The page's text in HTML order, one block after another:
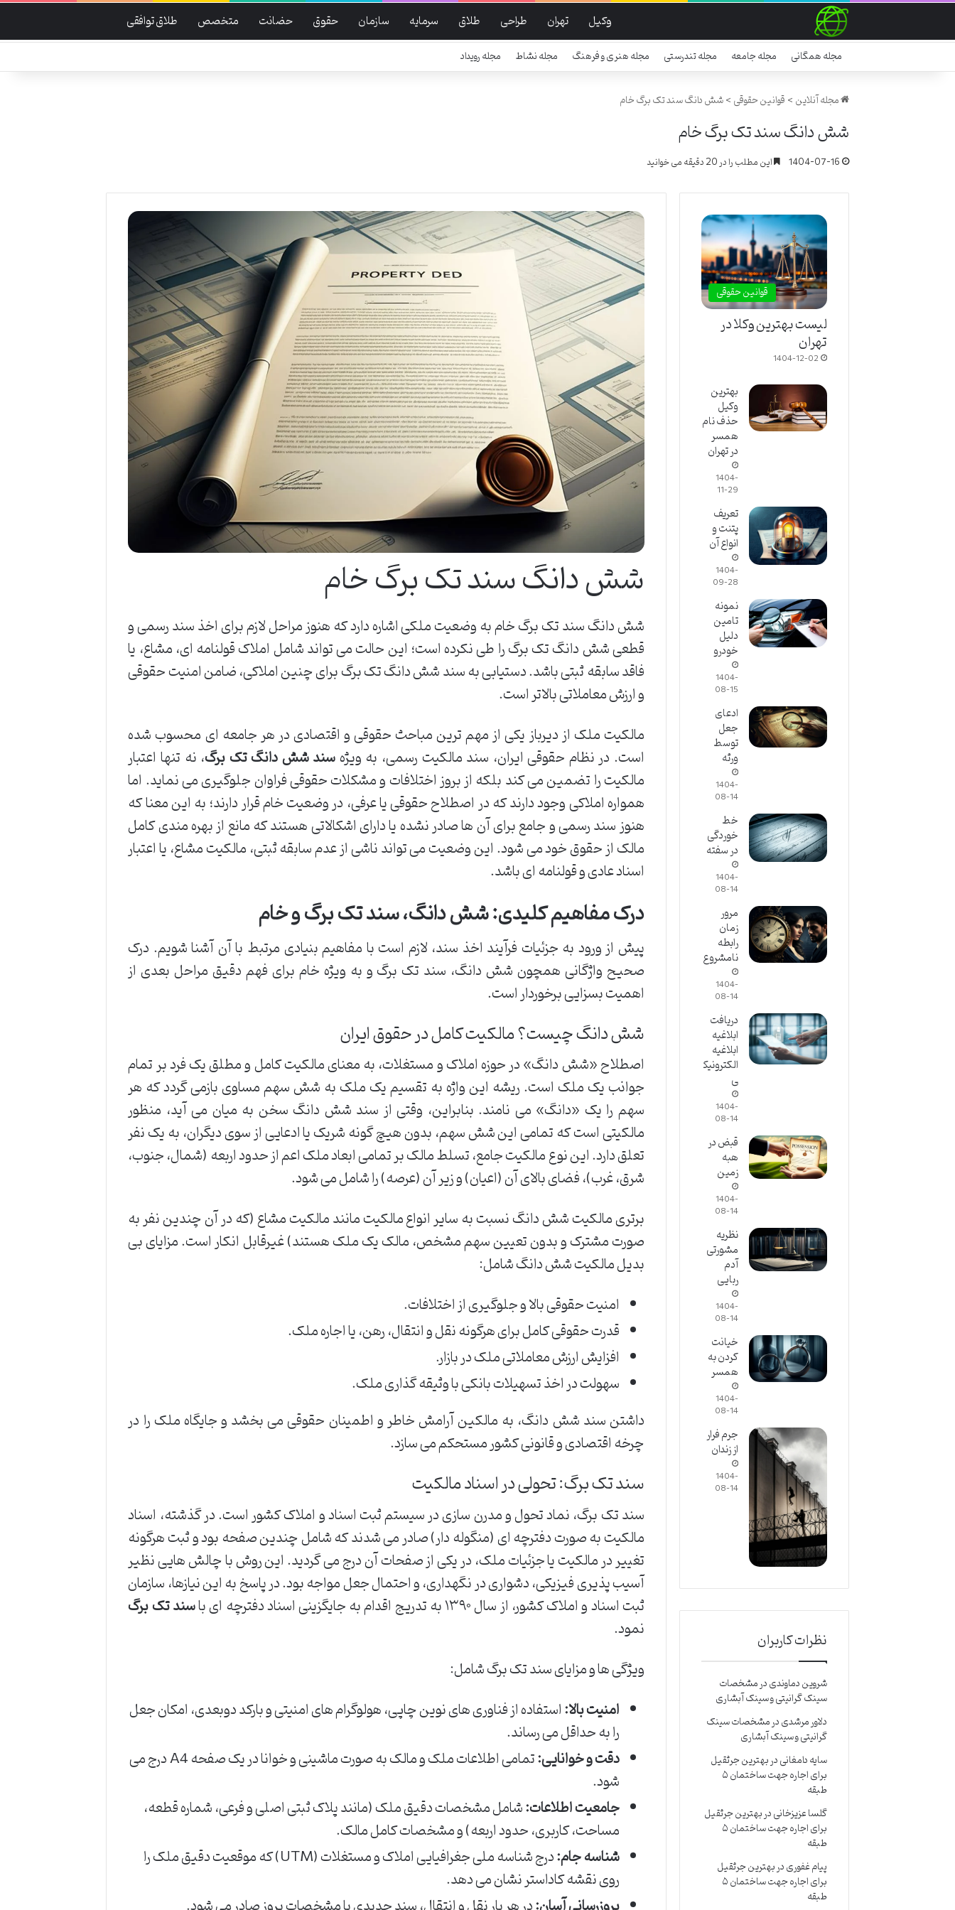
وکیل تهران طراحی طلاق سرمایه سازمان حقوق حضانت متخصص طلاق توافقی
مجله همگانی مجله جامعه مجله تندرستی مجله هنری و فرهنگ مجله نشاط مجله رویداد
مجله آنلاین>قوانین حقوقی>شش دانگ سند تک برگ خام
شش دانگ سند تک برگ خام
1404-07-16 این مطلب را در 20 دقیقه می خوانید
شش دانگ سند تک برگ خام
شش دانگ سند تک برگ خام به وضعیت ملکی اشاره دارد که هنوز مراحل لازم برای اخذ سند رسمی و
قطعی شش دانگ تک برگ را طی نکرده است؛ این حالت می تواند شامل املاک قولنامه ای، مشاع، یا
فاقد سابقه ثبتی باشد. دستیابی به سند شش دانگ تک برگ برای چنین املاکی، ضامن امنیت حقوقی
و ارزش معاملاتی بالاتر است.
مالکیت ملک از دیرباز یکی از مهم ترین مباحث حقوقی و اقتصادی در هر جامعه ای محسوب شده
است. در نظام حقوقی ایران، سند مالکیت رسمی، به ویژهسند شش دانگ تک برگ، نه تنها اعتبار
مالکیت را تضمین می کند بلکه از بروز اختلافات و مشکلات حقوقی فراوان جلوگیری می نماید. اما
همواره املاکی وجود دارند که در اصطلاح حقوقی یا عرفی، در وضعیت خام قرار دارند؛ به این معنا که
هنوز سند رسمی و جامع برای آن ها صادر نشده یا دارای اشکالاتی هستند که مانع از بهره مندی کامل
مالک از حقوق خود می شود. این وضعیت می تواند ناشی از عدم سابقه ثبتی، مالکیت مشاع، یا اعتبار
اسناد عادی و قولنامه ای باشد.
درک مفاهیم کلیدی: شش دانگ، سند تک برگ و خام
پیش از ورود به جزئیات فرآیند اخذ سند، لازم است با مفاهیم بنیادی مرتبط با آن آشنا شویم. درک
صحیح واژگانی همچون شش دانگ، سند تک برگ و به ویژه خام برای فهم دقیق مراحل بعدی از
اهمیت بسزایی برخوردار است.
شش دانگ چیست؟ مالکیت کامل در حقوق ایران
اصطلاح «شش دانگ» در حوزه املاک و مستغلات، به معنای مالکیت کامل و مطلق یک فرد بر تمام
جوانب یک ملک است. ریشه این واژه به تقسیم یک ملک به شش سهم مساوی بازمی گردد که هر
سهم را یک «دانگ» می نامند. بنابراین، وقتی از سند شش دانگ سخن به میان می آید، منظور
مالکیتی است که تمامی این شش سهم، بدون هیچ گونه شریک یا ادعایی از سوی دیگران، به یک نفر
تعلق دارد. این نوع مالکیت جامع، تسلط مالک بر تمامی ابعاد ملک اعم از حدود اربعه (شمال، جنوب،
شرق، غرب)، فضای بالای آن (اعیان) و زیر آن (عرصه) را شامل می شود.
برتری مالکیت شش دانگ نسبت به سایر انواع مالکیت مانند مالکیت مشاع (که در آن چندین نفر به
صورت مشترک و بدون تعیین سهم مشخص، مالک یک ملک هستند) غیرقابل انکار است. مزایای بی
بدیل مالکیت شش دانگ شامل:
امنیت حقوقی بالا و جلوگیری از اختلافات.
قدرت حقوقی کامل برای هرگونه نقل و انتقال، رهن، یا اجاره ملک.
افزایش ارزش معاملاتی ملک در بازار.
سهولت در اخذ تسهیلات بانکی با وثیقه گذاری ملک.
داشتن سند شش دانگ، به مالکین آرامش خاطر و اطمینان حقوقی می بخشد و جایگاه ملک را در
چرخه اقتصادی و قانونی کشور مستحکم می سازد.
سند تک برگ: تحولی در اسناد مالکیت
سند تک برگ، نماد تحول و مدرن سازی در سیستم ثبت اسناد و املاک کشور است. در گذشته، اسناد
مالکیت به صورت دفترچه ای (منگوله دار) صادر می شدند که شامل چندین صفحه بود و ثبت هرگونه
تغییر در مالکیت یا جزئیات ملک، در یکی از صفحات آن درج می گردید. این روش با چالش هایی نظیر
آسیب پذیری فیزیکی، دشواری در نگهداری، و احتمال جعل مواجه بود. در پاسخ به این نیازها، سازمان
ثبت اسناد و املاک کشور، از سال ۱۳۹۰ به تدریج اقدام به جایگزینی اسناد دفترچه ای با
سند تک برگ
نمود.
ویژگی ها و مزایای سند تک برگ شامل:
امنیت بالا:استفاده از فناوری های نوین چاپی، هولوگرام های امنیتی و بارکد دوبعدی، امکان جعل
را به حداقل می رساند.
دقت و خوانایی:
تمامی اطلاعات ملک و مالک به صورت ماشینی و خوانا در یک صفحه A4 درج می
شود.
جامعیت اطلاعات:شامل مشخصات دقیق ملک (مانند پلاک ثبتی اصلی و فرعی، شماره قطعه،
مساحت، کاربری، حدود اربعه) و مشخصات کامل مالک.
شناسه جام:
درج شناسه ملی جغرافیایی املاک و مستغلات (UTM) که موقعیت دقیق ملک را
روی نقشه کاداستر نشان می دهد.
قوانین حقوقی
لیست بهترین وکلا در
تهران
1404-12-02
بهترین
وکیل
حذف نام
همسر
در تهران
1404-
11-29
تعریف
پتنت و
انواع آن
1404-
09-28
نمونه
تامین
دلیل
خودرو
1404-
08-15
ادعای
جعل
توسط
ورثه
1404-
08-14
خط
خوردگی
در سفته
1404-
08-14
مرور
زمان
رابطه
نامشروع
1404-
08-14
دریافت
ابلاغیه
ابلاغیه
الکترونیک
ی
1404-
08-14
قبض در
هبه
زمین
1404-
08-14
نظریه
مشورتی
آدم
ربایی
1404-
08-14
خیانت
کردن به
همسر
1404-
08-14
جرم فرار
از زندان
1404-
08-14
نظرات کاربران
شروین دماوندیدرمشخصات
سینک گرانیتی و سینک آبشاری
دلاور مرشدیدرمشخصات سینک
گرانیتی و سینک آبشاری
سایه دامغانیدربهترین جرثقیل
برای اجاره جهت ساختمان ۵
طبقه
گلسا عزیزخانیدربهترین جرثقیل
برای اجاره جهت ساختمان ۵
طبقه
پیام غفوریدربهترین جرثقیل
برای اجاره جهت ساختمان ۵
طبقه